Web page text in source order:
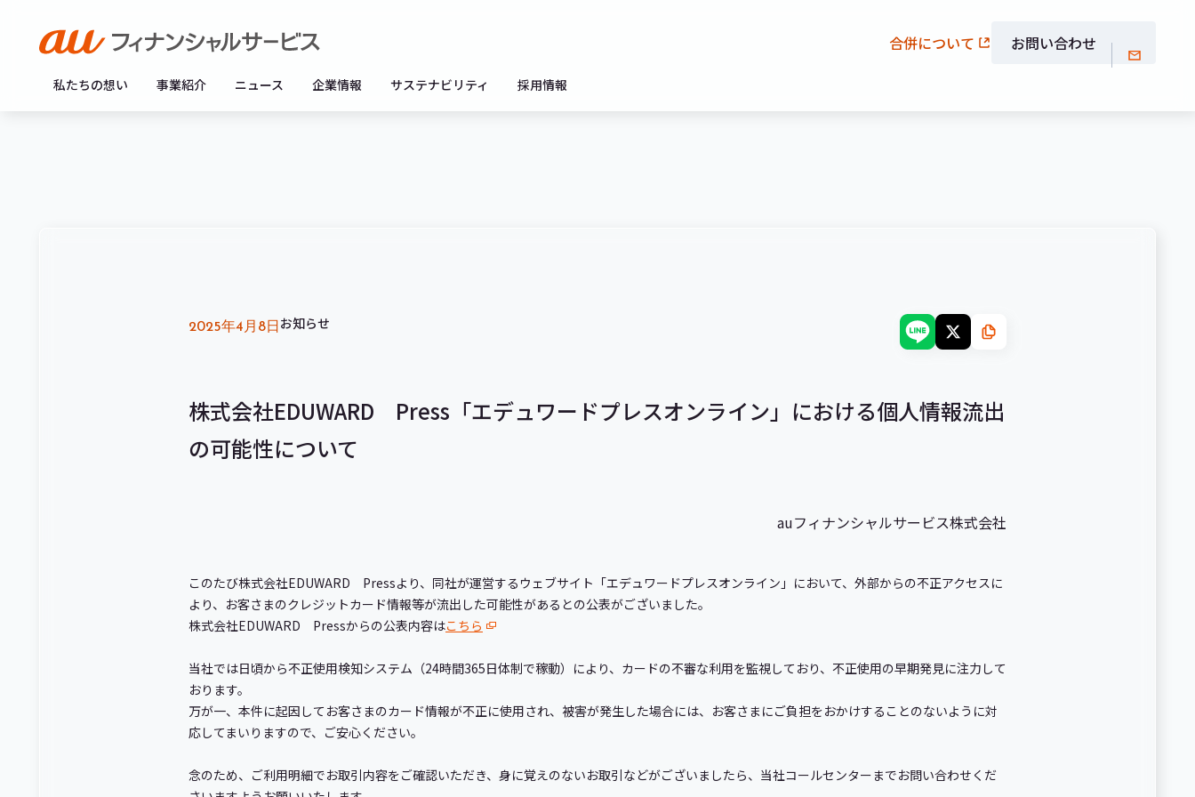
私たちの想い 事業紹介 ニュース 企業情報 サステナビリティ 採用情報
合併について お問い合わせ
2025年4月8日 お知らせ
株式会社EDUWARD Press「エデュワードプレスオンライン」における個人情報流出
の可能性について
auフィナンシャルサービス株式会社
このたび株式会社EDUWARD Pressより、同社が運営するウェブサイト「エデュワードプレスオンライン」において、外部からの不正アクセスに
より、お客さまのクレジットカード情報等が流出した可能性があるとの公表がございました。
株式会社EDUWARD Pressからの公表内容はこちら
当社では日頃から不正使用検知システム（24時間365日体制で稼動）により、カードの不審な利用を監視しており、不正使用の早期発見に注力して
おります。
万が一、本件に起因してお客さまのカード情報が不正に使用され、被害が発生した場合には、お客さまにご負担をおかけすることのないように対
応してまいりますので、ご安心ください。
念のため、ご利用明細でお取引内容をご確認いただき、身に覚えのないお取引などがございましたら、当社コールセンターまでお問い合わせくだ